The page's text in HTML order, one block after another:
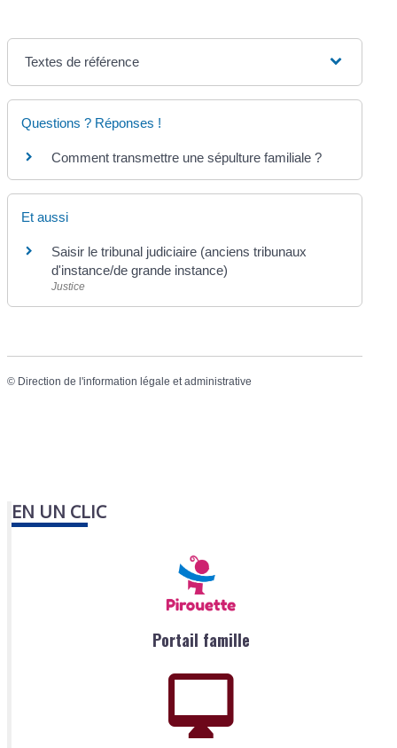
Textes de référence
Questions ? Réponses !
Comment transmettre une sépulture familiale ?
Et aussi
Saisir le tribunal judiciaire (anciens tribunaux
d'instance/de grande instance)
Justice
© Direction de l'information légale et administrative
EN UN CLIC
Portail famille